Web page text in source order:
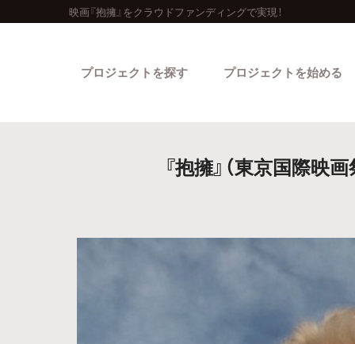
映画『抱擁』をクラウドファンディングで実現！
プロジェクトを探す プロジェクトを始める
『抱擁』（東京国際